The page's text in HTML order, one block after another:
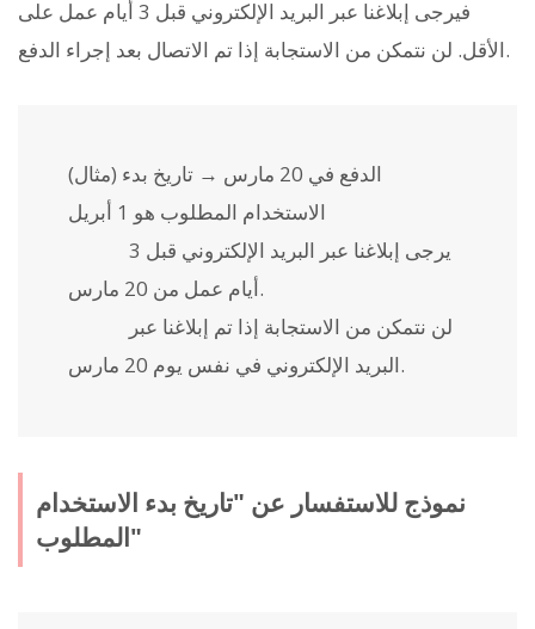
فيرجى إبلاغنا عبر البريد الإلكتروني قبل 3 أيام عمل على
الأقل. لن نتمكن من الاستجابة إذا تم الاتصال بعد إجراء الدفع.
(مثال) الدفع في 20 مارس → تاريخ بدء
الاستخدام المطلوب هو 1 أبريل
أيام عمل من 20 مارس.
البريد الإلكتروني في نفس يوم 20 مارس.
نموذج للاستفسار عن "تاريخ بدء الاستخدام
المطلوب"